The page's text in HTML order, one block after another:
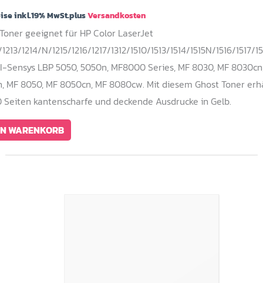
inkl.19% MwSt.plusVersandkosten
geeignet für HP Color LaserJet
1214/N/1215/1216/1217/1312/1510/1513/1514/1515N/1516/1517/
Sensys LBP 5050, 5050n, MF8000 Series, MF 8030, MF
MF 8050, MF 8050cn, MF 8080cw. Mit diesem Ghost Toner
Seiten kantenscharfe und deckende Ausdrucke in Gelb.
WARENKORB